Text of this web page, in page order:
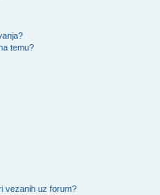
temu?
vezanih uz forum?